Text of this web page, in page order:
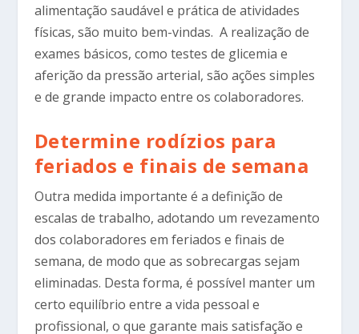
alimentação saudável e prática de atividades
físicas, são muito bem-vindas. A realização de
exames básicos, como testes de glicemia e
aferição da pressão arterial, são ações simples
e de grande impacto entre os colaboradores.
Determine rodízios para
feriados e finais de semana
Outra medida importante é a definição de
escalas de trabalho, adotando um revezamento
dos colaboradores em feriados e finais de
semana, de modo que as sobrecargas sejam
eliminadas. Desta forma, é possível manter um
certo equilíbrio entre a vida pessoal e
profissional, o que garante mais satisfação e